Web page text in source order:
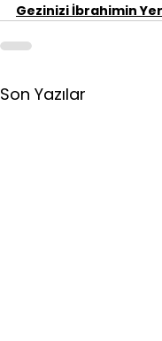
Gezinizi İbrahimin
Son Yazılar